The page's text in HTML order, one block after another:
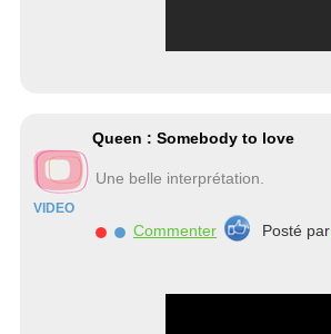
VIDEO
Queen : Somebody to love
Une belle interprétation.
Commenter Posté par